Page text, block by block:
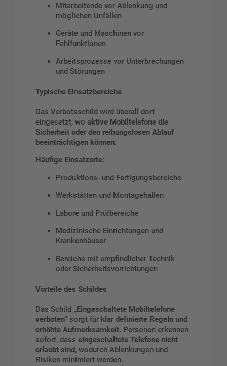
Mitarbeitende vor Ablenkung und
möglichen Unfällen
Geräte und Maschinen vor
Fehlfunktionen
Arbeitsprozesse vor Unterbrechungen
und Störungen
Typische Einsatzbereiche
Das Verbotsschild wird überall dort
eingesetzt, wo aktive Mobiltelefone die
Sicherheit oder den reibungslosen Ablauf
beeinträchtigen können.
Häufige Einsatzorte:
Produktions- und Fertigungsbereiche
Werkstätten und Montagehallen
Labore und Prüfbereiche
Medizinische Einrichtungen und
Krankenhäuser
Bereiche mit empfindlicher Technik
oder Sicherheitsvorrichtungen
Vorteile des Schildes
Das Schild „Eingeschaltete Mobiltelefone
verboten“ sorgt für klar definierte Regeln und
erhöhte Aufmerksamkeit. Personen erkennen
sofort, dass eingeschaltete Telefone nicht
erlaubt sind, wodurch Ablenkungen und
Risiken minimiert werden.